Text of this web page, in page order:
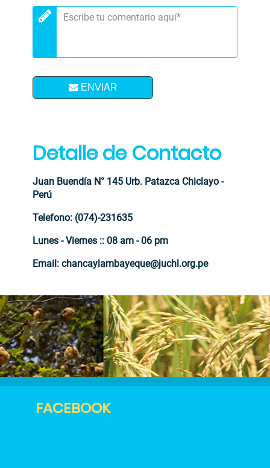
ENVIAR
* Campos requeridos
Detalle de Contacto
Juan Buendía N° 145 Urb. Patazca Chiclayo -
Perú
Telefono: (074)-231635
Lunes - Viernes :: 08 am - 06 pm
Email: chancaylambayeque@juchl.org.pe
FACEBOOK